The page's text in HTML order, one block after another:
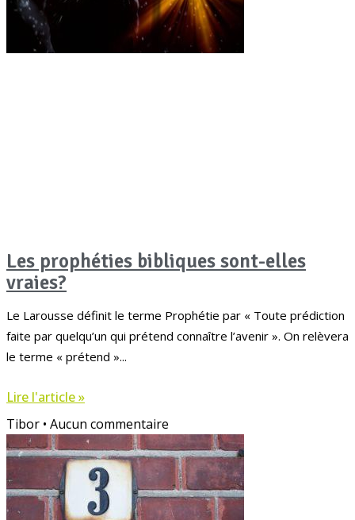
Les prophéties bibliques sont-elles
vraies?
Le Larousse définit le terme Prophétie par « Toute prédiction
faite par quelqu’un qui prétend connaître l’avenir ». On relèvera
le terme « prétend »
Lire l'article »
Tibor Aucun commentaire